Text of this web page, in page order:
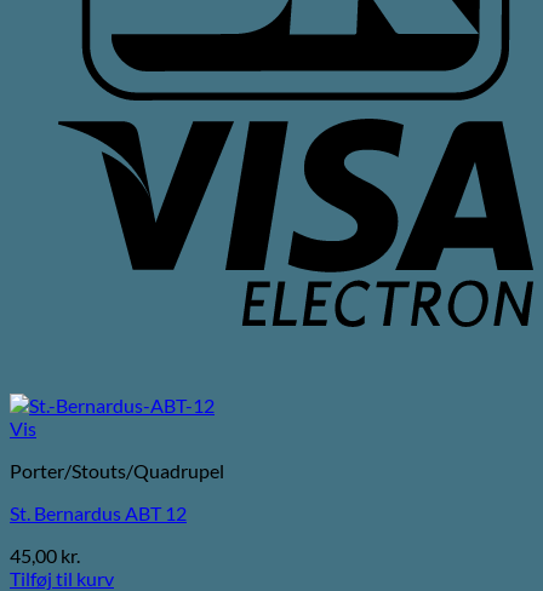
Vis
Porter/Stouts/Quadrupel
St. Bernardus ABT 12
45,00 kr.
Tilføj til kurv